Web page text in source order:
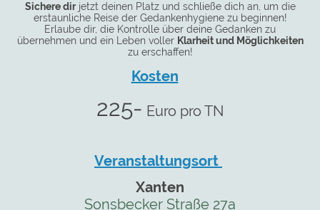
Sichere dirjetzt deinen Platz und schließe dich an, um die
erstaunliche Reise der Gedankenhygiene zu beginnen!
Erlaube dir, die Kontrolle über deine Gedanken zu
übernehmen und ein Leben voller Klarheit und Möglichkeiten
zu erschaffen!
Kosten
225- Euro pro TN
Veranstaltungsort
Xanten
Sonsbecker Straße 27a